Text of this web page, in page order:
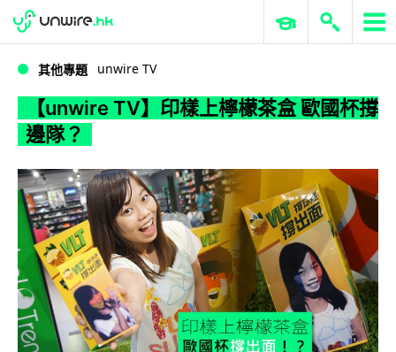
WWDC 2026 ERP 與商業 AI
其他專題 unwire TV
【unwire TV】印樣上檸檬茶盒 歐國杯撐
邊隊？